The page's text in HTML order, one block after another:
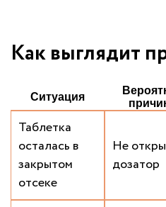
Как выглядит
Ситуация
Таблетка
осталась в
закрытом
отсеке
Не
дозатор